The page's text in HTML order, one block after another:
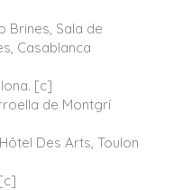
Brines, Sala de
Casablanca
[c]
de Montgrí
Des Arts, Toulon